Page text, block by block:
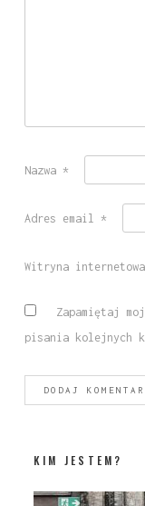
Nazwa *
Adres email *
Witryna internetowa
Zapamiętaj
pisania kolejnych
KIM JESTEM?